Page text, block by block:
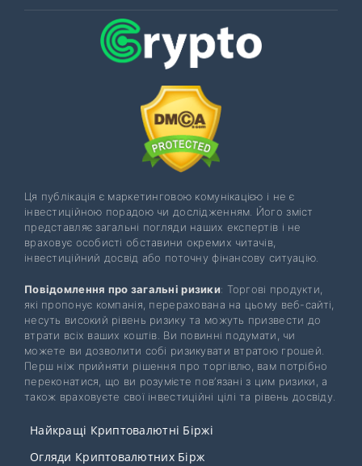
Ця публікація є маркетинговою комунікацією і не є
інвестиційною порадою чи дослідженням. Його зміст
представляє загальні погляди наших експертів і не
враховує особисті обставини окремих читачів,
інвестиційний досвід або поточну фінансову ситуацію.
Повідомлення про загальні ризики: Торгові продукти,
які пропонує компанія, перерахована на цьому веб-сайті,
несуть високий рівень ризику та можуть призвести до
втрати всіх ваших коштів. Ви повинні подумати, чи
можете ви дозволити собі ризикувати втратою грошей.
Перш ніж прийняти рішення про торгівлю, вам потрібно
переконатися, що ви розумієте пов’язані з цим ризики, а
також враховуєте свої інвестиційні цілі та рівень досвіду.
Найкращі Криптовалютні Біржі
Огляди Криптовалютних Бірж